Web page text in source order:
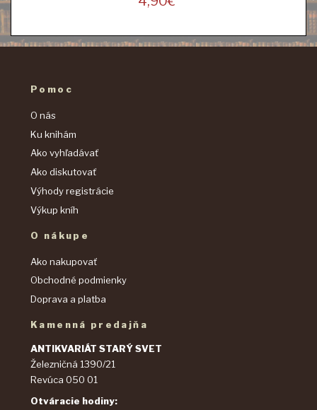
Pomoc
O nás
Ku knihám
Ako vyhľadávať
Ako diskutovať
Výhody registrácie
Výkup kníh
O nákupe
Ako nakupovať
Obchodné podmienky
Doprava a platba
Kamenná predajňa
ANTIKVARIÁT STARÝ SVET
Železničná 1390/21
Revúca 050 01
Otváracie hodiny: